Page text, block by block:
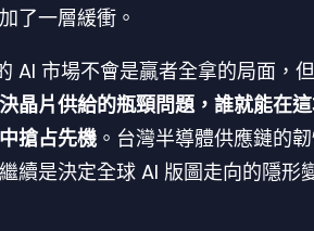
了一層緩衝。
AI 市場不會是贏者全拿的局面，但
晶片供給的瓶頸問題，誰就能在
搶占先機 。台灣半導體供應鏈的
續是決定全球 AI 版圖走向的隱形